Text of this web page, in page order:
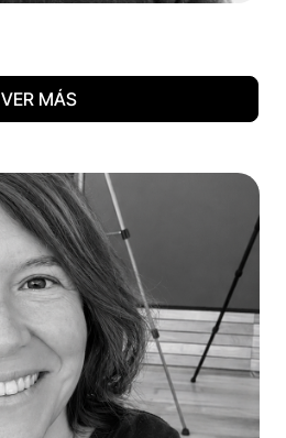
VER MÁS